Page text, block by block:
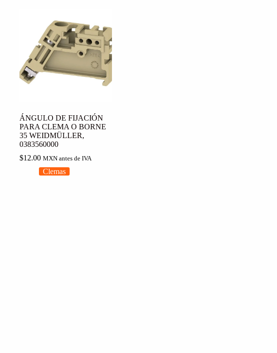
ÁNGULO DE FIJACIÓN
PARA CLEMA O BORNE
35 WEIDMÜLLER,
0383560000
$12.00 MXN antes de IVA
Clemas